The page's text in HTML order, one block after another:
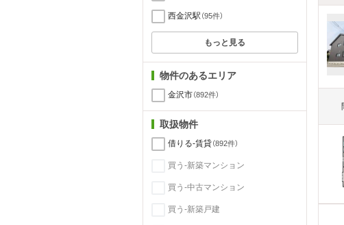
西金沢駅 （95件）
もっと見る
物件のあるエリア
金沢市（892件）
取扱物件
借りる-賃貸（892件）
買う-新築マンション
買う-中古マンション
買う-新築戸建